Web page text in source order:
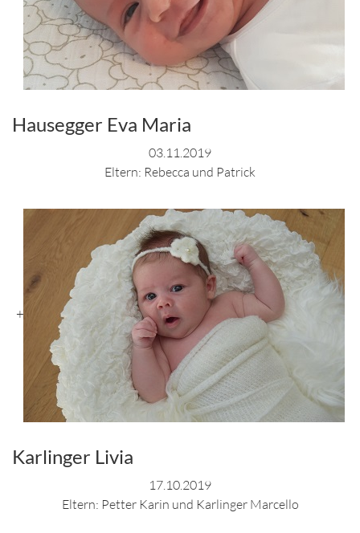
Hausegger Eva Maria
03.11.2019
Eltern: Rebecca und Patrick
+
Karlinger Livia
17.10.2019
Eltern: Petter Karin und Karlinger Marcello